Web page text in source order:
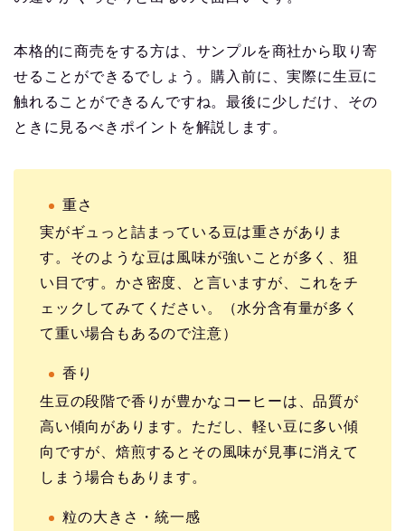
本格的に商売をする方は、サンプルを商社から取り寄
せることができるでしょう。購入前に、実際に生豆に
触れることができるんですね。最後に少しだけ、その
ときに見るべきポイントを解説します。
重さ
実がギュっと詰まっている豆は重さがありま
す。そのような豆は風味が強いことが多く、狙
い目です。かさ密度、と言いますが、これをチ
ェックしてみてください。（水分含有量が多く
て重い場合もあるので注意）
香り
生豆の段階で香りが豊かなコーヒーは、品質が
高い傾向があります。ただし、軽い豆に多い傾
向ですが、焙煎するとその風味が見事に消えて
しまう場合もあります。
粒の大きさ・統一感